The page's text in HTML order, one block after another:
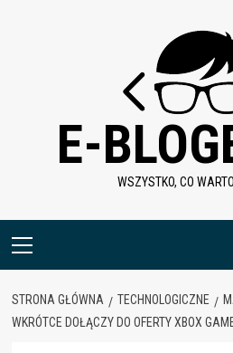
E-
WSZYSTKO, CO
Menu
STRONA GŁÓWNA TECHNOLOGICZNE
WKRÓTCE DOŁĄCZY DO OFERTY XBOX